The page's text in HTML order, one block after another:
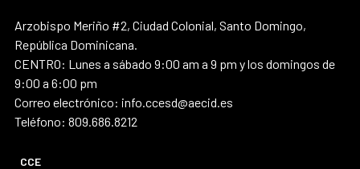
Arzobispo Meriño #2, Ciudad Colonial, Santo Domingo,
República Dominicana.
CENTRO: Lunes a sábado 9:00 am a 9 pm y los domingos de
9:00 a 6:00 pm
Correo electrónico: info.ccesd@aecid.es
Teléfono: 809.686.8212
CCE